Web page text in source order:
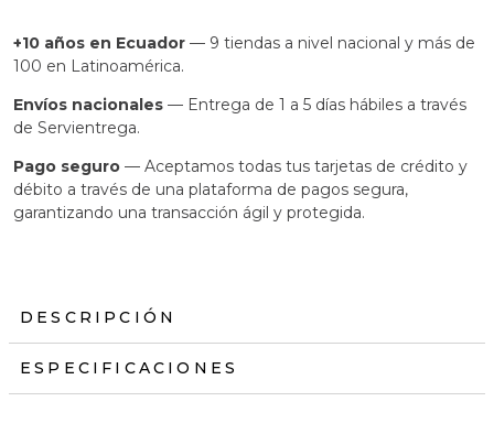
+10 años en Ecuador — 9 tiendas a nivel nacional y más de
100 en Latinoamérica.
Envíos nacionales — Entrega de 1 a 5 días hábiles a través
de Servientrega.
Pago seguro — Aceptamos todas tus tarjetas de crédito y
débito a través de una plataforma de pagos segura,
garantizando una transacción ágil y protegida.
DESCRIPCIÓN
ESPECIFICACIONES